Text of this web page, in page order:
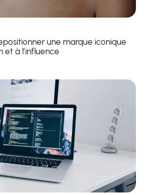
une marque iconique
et à l’influence